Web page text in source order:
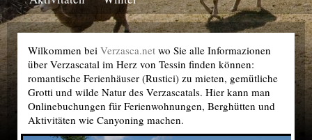
Wilkommen bei Verzasca.net wo Sie alle Informazionen
über Verzascatal im Herz von Tessin finden können:
romantische Ferienhäuser (Rustici) zu mieten, gemütliche
Grotti und wilde Natur des Verzascatals. Hier kann man
Onlinebuchungen für Ferienwohnungen, Berghütten und
Aktivitäten wie Canyoning machen.